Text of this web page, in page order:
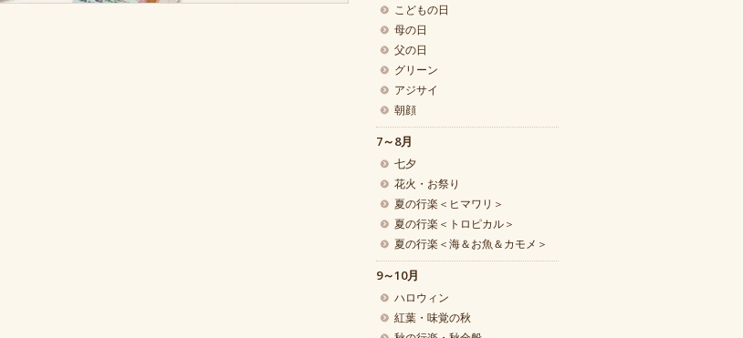
こどもの日
母の日
父の日
グリーン
アジサイ
朝顔
7～8月
七夕
花火・お祭り
夏の行楽＜ヒマワリ＞
夏の行楽＜トロピカル＞
夏の行楽＜海＆お魚＆カモメ＞
9～10月
ハロウィン
紅葉・味覚の秋